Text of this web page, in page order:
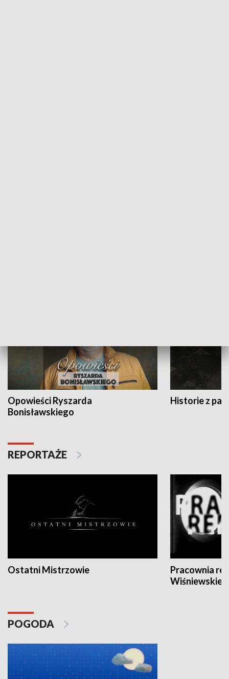
Opowieści Ryszarda
Bonisławskiego
Historie z
REPORTAŻE
Ostatni Mistrzowie
Pracownia
POGODA